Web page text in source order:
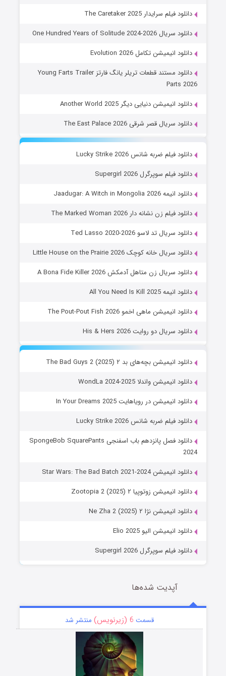
دانلود فیلم سرایدار The Caretaker 2025
دانلود سریال One Hundred Years of Solitude 2024-2026
دانلود انیمیشن تکامل Evolution 2026
دانلود مستند قطعات تریلر یانگ فارتز Young Farts Trailer
Parts 2026
دانلود انیمیشن دنیایی دیگر Another World 2025
دانلود سریال قصر شرقی The East Palace 2026
دانلود فیلم ضربه شانس Lucky Strike 2026
دانلود فیلم سوپرگرل Supergirl 2026
دانلود انیمه Jaadugar: A Witch in Mongolia 2026
دانلود فیلم زن نشانه دار The Marked Woman 2026
دانلود سریال تد لاسو Ted Lasso 2020-2026
دانلود سریال خانه کوچک Little House on the Prairie 2026
دانلود سریال زن متاهل آدمکش A Bona Fide Killer 2026
دانلود انیمه All You Need Is Kill 2025
دانلود انیمیشن ماهی اخمو The Pout-Pout Fish 2026
دانلود سریال دو روایت His & Hers 2026
دانلود انیمیشن بچه‌های بد ۲ The Bad Guys 2 (2025)
دانلود انیمیشن واندلا WondLa 2024-2025
دانلود انیمیشن در رویاهایت In Your Dreams 2025
دانلود فیلم ضربه شانس Lucky Strike 2026
دانلود فصل پانزدهم باب اسفنجی SpongeBob SquarePants
2024
دانلود انیمیشن Star Wars: The Bad Batch 2021-2024
دانلود انیمیشن زوتوپیا ۲ Zootopia 2 (2025)
دانلود انیمیشن نژا ۲ Ne Zha 2 (2025)
دانلود انیمیشن الیو Elio 2025
دانلود فیلم سوپرگرل Supergirl 2026
آپدیت شده‌ها
قسمت 6 (زیرنویس) منتشر شد